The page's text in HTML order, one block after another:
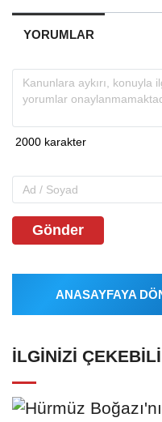
YORUMLAR
Gönder
ANASAYFAYA
İLGINIZI